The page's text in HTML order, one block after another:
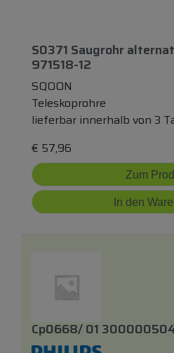
S0371 Saugrohr
971518-12
SQOON
Teleskoprohre
lieferbar innerhalb von 3
€ 57,96
Zum
In den
Cp0668/ 01